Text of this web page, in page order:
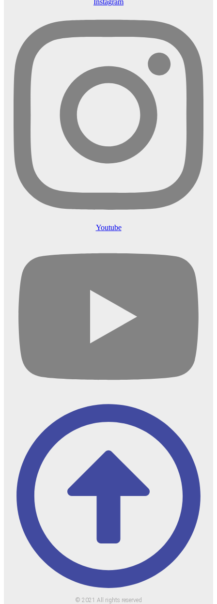
Instagram
Youtube
© 2021 All rights reserved